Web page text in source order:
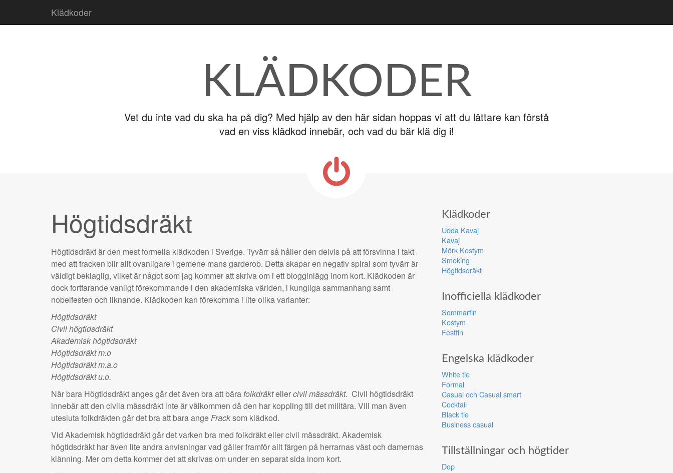
Klädkoder
Main menu
KLÄDKODER
Vet du inte vad du ska ha på dig? Med hjälp av den här sidan hoppas vi att du lättare kan förstå
vad en viss klädkod innebär, och vad du bär klä dig i!
Högtidsdräkt
Högtidsdräkt är den mest formella klädkoden i Sverige. Tyvärr så håller den delvis på att försvinna i takt
med att fracken blir allt ovanligare i gemene mans garderob. Detta skapar en negativ spiral som tyvärr är
väldigt beklaglig, vilket är något som jag kommer att skriva om i ett blogginlägg inom kort. Klädkoden är
dock fortfarande vanligt förekommande i den akademiska världen, i kungliga sammanhang samt
nobelfesten och liknande. Klädkoden kan förekomma i lite olika varianter:
Högtidsdräkt
Civil högtidsdräkt
Akademisk högtidsdräkt
Högtidsdräkt m.o
Högtidsdräkt m.a.o
Högtidsdräkt u.o.
När bara Högtidsdräkt anges går det även bra att bärafolkdräktellercivil mässdräkt. Civil högtidsdräkt
innebär att den civila mässdräkt inte är välkommen då den har koppling till det militära. Vill man även
utesluta folkdräkten går det bra att bara angeFracksom klädkod.
Vid Akademisk högtidsdräkt går det varken bra med folkdräkt eller civil mässdräkt. Akademisk
högtidsdräkt har även lite andra anvisningar vad gäller framför allt färgen på herrarnas väst och damernas
klänning. Mer om detta kommer det att skrivas om under en separat sida inom kort.
Klädkoder
Udda Kavaj
Kavaj
Mörk Kostym
Smoking
Högtidsdräkt
Inofficiella klädkoder
Sommarfin
Kostym
Festfin
Engelska klädkoder
White tie
Formal
Casual och Casual smart
Cocktail
Black tie
Business casual
Tillställningar och högtider
Dop